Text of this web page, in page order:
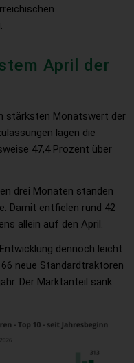
April der
stärksten Monatswert der
lagen die
47,4 Prozent über
drei Monaten standen
Damit entfielen rund 42
allein auf den April.
dennoch leicht
neue Standardtraktoren
Der Marktanteil sank